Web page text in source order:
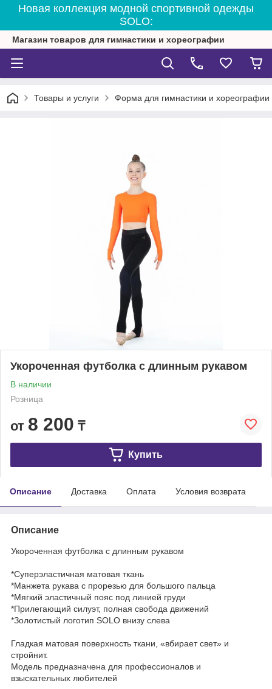
Новая коллекция модной спортивной одежды
SOLO:
Магазин товаров для гимнастики и хореографии
Товары и услуги Форма для гимнастики и хореографии
Укороченная футболка с длинным рукавом
В наличии
Розница
от 8 200 ₸
Купить
Описание Доставка Оплата Условия возврата
Описание
Укороченная футболка с длинным рукавом
*Суперэластичная матовая ткань
*Манжета рукава с прорезью для большого пальца
*Мягкий эластичный пояс под линией груди
*Прилегающий силуэт, полная свобода движений
*Золотистый логотип SOLO внизу слева
Гладкая матовая поверхность ткани, «вбирает свет» и
стройнит.
Модель предназначена для профессионалов и
взыскательных любителей